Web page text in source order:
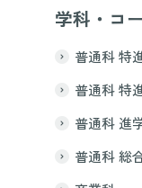
学科・コ
普通科 特
普通科 特
普通科 進
普通科 総